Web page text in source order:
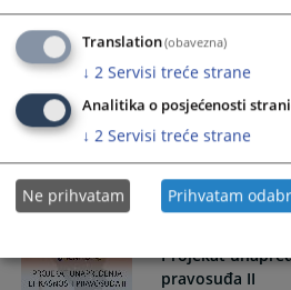
Konsolidacija i
komunikacionog
09.07.2018.
Projekat
pravosuđa II
Translation(obavezna)
↓ 2 Servisi treće strane
Analitika o posjećenosti
↓ 2 Servisi treće strane
Ne prihvatam Prihvatam